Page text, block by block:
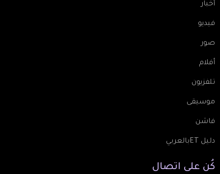
أخبار
فيديو
صور
أفلام
تلفزيون
موسيقى
فاشن
دليل ETبالعربي
كُن على اتصال